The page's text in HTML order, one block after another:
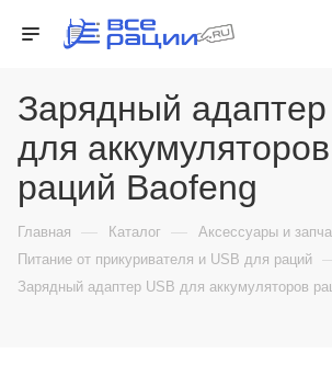
Зарядный
для аккумуляторов
раций Baofeng
Главная — Каталог — Аксессуары и
Питание от прикуривателя и USB для раций
Зарядный адаптер USB для аккумуляторов